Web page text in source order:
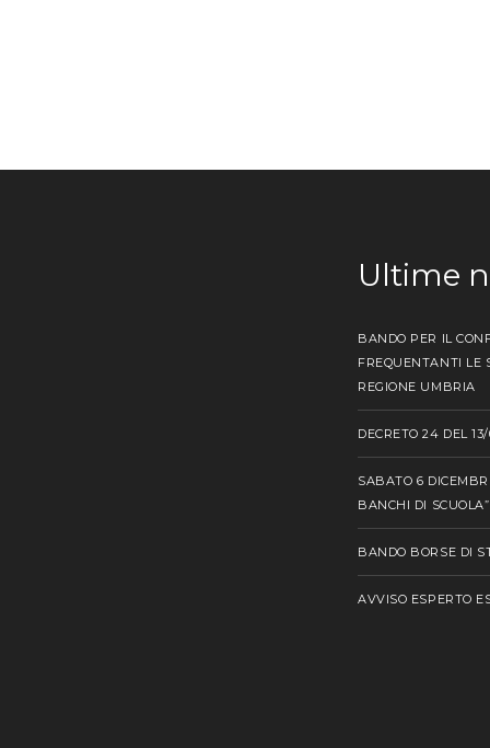
Ultime
BANDO PER IL
FREQUENTANTI LE
REGIONE UMBRIA
DECRETO 24 DEL
SABATO 6
BANCHI DI SCUOLA”
BANDO BORSE DI
AVVISO ESPERTO